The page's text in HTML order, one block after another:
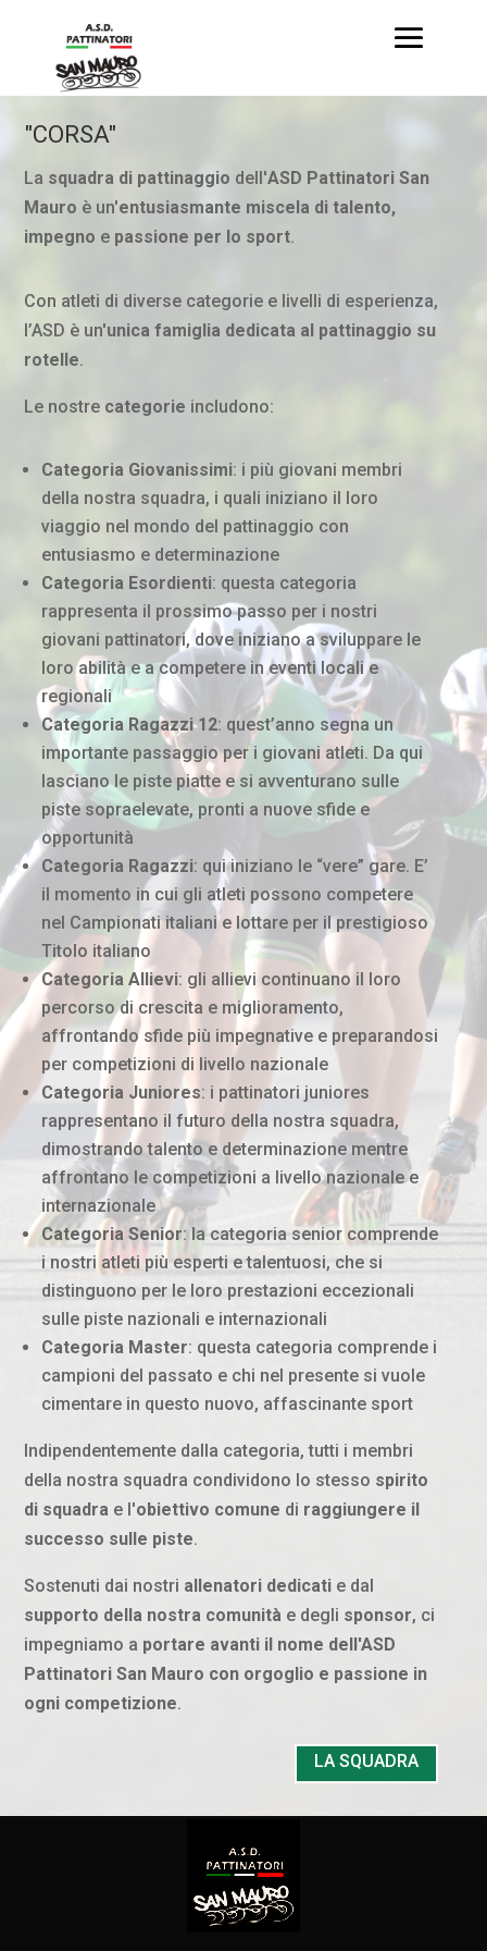
"CORSA"
La squadra di pattinaggio dell'ASD Pattinatori San
Mauro è un'entusiasmante miscela di talento,
impegno epassione per lo sport.
Con atleti di diverse categorie e livelli di esperienza,
l’ASD è un'unica famiglia dedicata al pattinaggio su
rotelle.
Le nostre categorie includono:
Categoria Giovanissimi: i più giovani membri
della nostra squadra, i quali iniziano il loro
viaggio nel mondo del pattinaggio con
entusiasmo e determinazione
Categoria Esordienti: questa categoria
rappresenta il prossimo passo per i nostri
giovani pattinatori, dove iniziano a sviluppare le
loro abilità e a competere in eventi locali e
regionali
Categoria Ragazzi 12: quest’anno segna un
importante passaggio per i giovani atleti. Da qui
lasciano le piste piatte e si avventurano sulle
piste sopraelevate, pronti a nuove sfide e
opportunità
Categoria Ragazzi: qui iniziano le “vere” gare. E’
il momento in cui gli atleti possono competere
nel Campionati italiani e lottare per il prestigioso
Titolo italiano
Categoria Allievi: gli allievi continuano il loro
percorso di crescita e miglioramento,
affrontando sfide più impegnative e preparandosi
per competizioni di livello nazionale
Categoria Juniores: i pattinatori juniores
rappresentano il futuro della nostra squadra,
dimostrando talento e determinazione mentre
affrontano le competizioni a livello nazionale e
internazionale
Categoria Senior: la categoria senior comprende
i nostri atleti più esperti e talentuosi, che si
distinguono per le loro prestazioni eccezionali
sulle piste nazionali e internazionali
Categoria Master: questa categoria comprende i
campioni del passato e chi nel presente si vuole
cimentare in questo nuovo, affascinante sport
Indipendentemente dalla categoria, tutti i membri
della nostra squadra condividono lo stesso spirito
di squadrae l'obiettivo comune di raggiungere il
successo sulle piste.
Sostenuti dai nostri allenatori dedicatie dal
supporto della nostra comunitàe degli sponsor, ci
impegniamo a portare avanti il nome dell'ASD
Pattinatori San Mauro con orgoglio e passione in
ogni competizione.
LA SQUADRA